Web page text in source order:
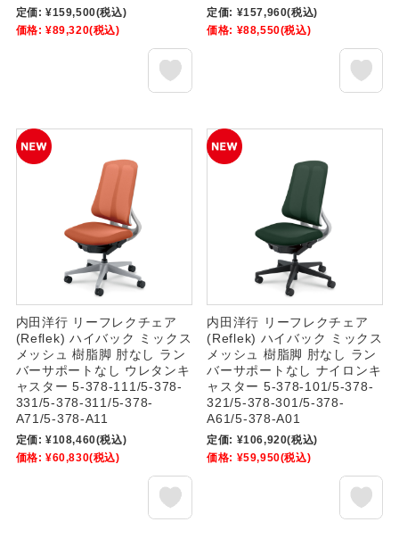
定価: ¥159,500(税込)
価格: ¥89,320(税込)
定価: ¥157,960(税込)
価格: ¥88,550(税込)
内田洋行 リーフレクチェア
(Reflek) ハイバック ミックス
メッシュ 樹脂脚 肘なし ラン
バーサポートなし ウレタンキ
ャスター 5-378-111/5-378-
331/5-378-311/5-378-
A71/5-378-A11
定価: ¥108,460(税込)
価格: ¥60,830(税込)
内田洋行 リーフレクチェア
(Reflek) ハイバック ミックス
メッシュ 樹脂脚 肘なし ラン
バーサポートなし ナイロンキ
ャスター 5-378-101/5-378-
321/5-378-301/5-378-
A61/5-378-A01
定価: ¥106,920(税込)
価格: ¥59,950(税込)